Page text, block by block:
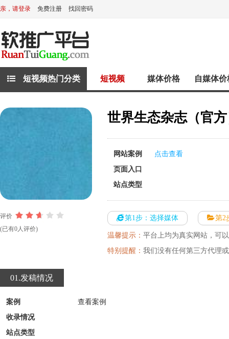
亲，请登录 免费注册 找回密码
短视频热门分类 短视频 媒体价格 自媒体价
评价
(已有0人评价)
世界生态杂志（官
网站案例
点击查看
页面入口
站点类型
第1步：选择媒体 第2
温馨提示： 平台上均为真实网站，可
特别提醒： 我们没有任何第三方代理
01.发稿情况
案例
查看案例
收录情况
站点类型